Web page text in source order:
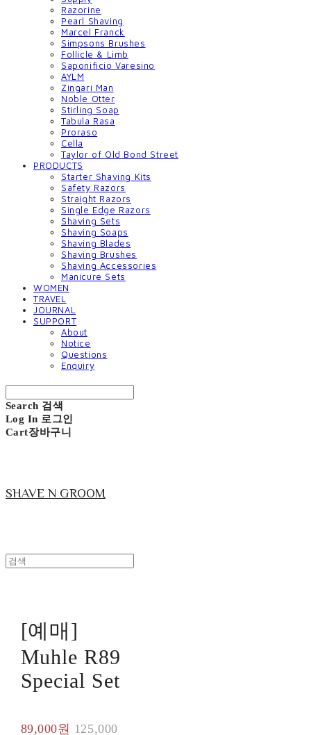
Razorine
Pearl Shaving
Marcel Franck
Simpsons Brushes
Follicle & Limb
Saponificio Varesino
AYLM
Zingari Man
Noble Otter
Stirling Soap
Tabula Rasa
Proraso
Cella
Taylor of Old Bond Street
PRODUCTS
Starter Shaving Kits
Safety Razors
Straight Razors
Single Edge Razors
Shaving Sets
Shaving Soaps
Shaving Blades
Shaving Brushes
Shaving Accessories
Manicure Sets
WOMEN
TRAVEL
JOURNAL
SUPPORT
About
Notice
Questions
Enquiry
Search 검색
Log In 로그인
Cart장바구니
SHAVE N GROOM
[예매]
Muhle R89
Special Set
89,000원 125,000